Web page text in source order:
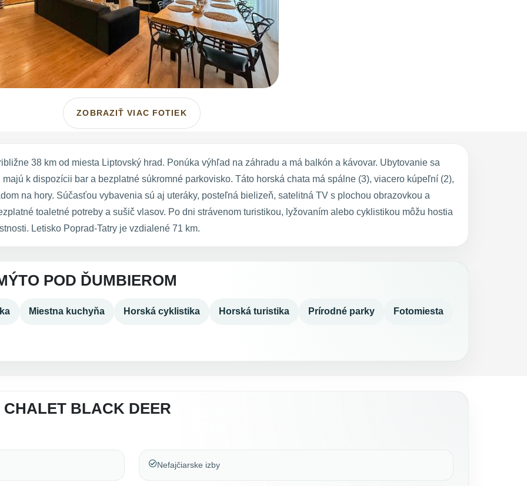
ZOBRAZIŤ VIAC FOTIEK
38 km od miesta Liptovský hrad. Ponúka výhľad na záhradu a má balkón a kávovar. Ubytovanie sa
k dispozícii bar a bezplatné súkromné parkovisko. Táto horská chata má spálne (3), viacero kúpeľní (2),
na hory. Súčasťou vybavenia sú aj uteráky, posteľná bielizeň, satelitná TV s plochou obrazovkou a
toaletné potreby a sušič vlasov. Po dni strávenom turistikou, lyžovaním alebo cyklistikou môžu hostia
Letisko Poprad-Tatry je vzdialené 71 km.
POD ĎUMBIEROM
Miestna kuchyňa Horská cyklistika Horská turistika Prírodné parky Fotomiesta
BLACK DEER
Nefajčiarske izby